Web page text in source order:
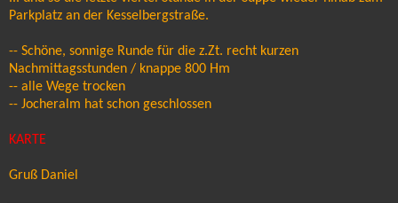
Parkplatz an der Kesselbergstraße.
-- Schöne, sonnige Runde für die z.Zt. recht kurzen
Nachmittagsstunden / knappe 800 Hm
-- alle Wege trocken
-- Jocheralm hat schon geschlossen
KARTE
Gruß Daniel